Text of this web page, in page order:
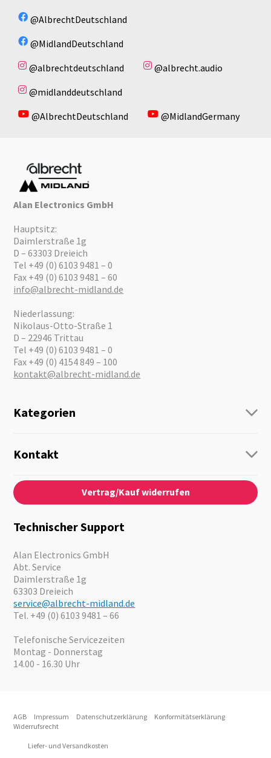
@AlbrechtDeutschland
@MidlandDeutschland
@albrechtdeutschland
@albrecht.audio
@midlanddeutschland
@AlbrechtDeutschland
@MidlandGermany
Alan Electronics GmbH
Hauptsitz:
Daimlerstraße 1g
D – 63303 Dreieich
Tel +49 (0) 6103 9481 – 0
Fax +49 (0) 6103 9481 – 60
info@albrecht-midland.de
Niederlassung:
Nikolaus-Otto-Straße 1
D – 22946 Trittau
Tel +49 (0) 6103 9481 – 0
Fax +49 (0) 4154 849 – 100
kontakt@albrecht-midland.de
Kategorien
Personenführung
Audio
Notfallvorsorge
Motorrad
Angebote
Kontakt
Kontaktformular
Über Uns
News
Karriere
Kataloge
Vertrag/Kauf widerrufen
Technischer Support
Alan Electronics GmbH
Abt. Service
Daimlerstraße 1g
63303 Dreieich
service@albrecht-midland.de
Tel. +49 (0) 6103 9481 – 66
Telefonische Servicezeiten
Montag - Donnerstag
14.00 - 16.30 Uhr
AGB Impressum Datenschutzerklärung
Konformitätserklärung
Widerrufsrecht
Liefer- und Versandkosten